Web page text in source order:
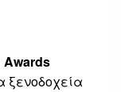
Awards
ξενοδοχεία